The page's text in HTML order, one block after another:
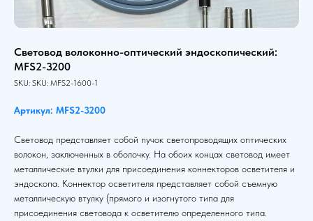
Световод волоконно-оптический эндоскопический:
MFS2-3200
SKU: SKU: MFS2-1600-1
Артикул: MFS2-3200
Световод представляет собой пучок светопроводящих оптических
волокон, заключенных в оболочку. На обоих концах световод имеет
металлические втулки для присоединения коннекторов осветителя и
эндоскопа. Коннектор осветителя представляет собой съемную
металлическую втулку (прямого и изогнутого типа для
присоединения световода к осветителю определенного типа.